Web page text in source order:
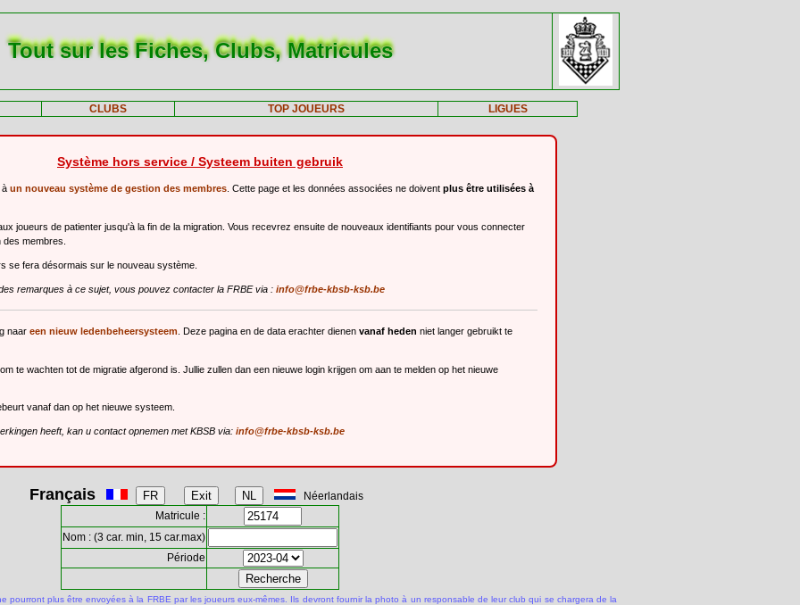
Tout sur les Fiches, Clubs, Matricules
CLUBS TOP JOUEURS LIGUES
Système hors service / Systeem buiten gebruik
à un nouveau système de gestion des membres . Cette page et les données associées ne doivent plus être utilisées à
joueurs de patienter jusqu'à la fin de la migration. Vous recevrez ensuite de nouveaux identifiants pour vous connecter
membres.
se fera désormais sur le nouveau système.
remarques à ce sujet, vous pouvez contacter la FRBE via : info@frbe-kbsb-ksb.be
naar een nieuw ledenbeheersysteem . Deze pagina en de data erachter dienen vanaf heden niet langer gebruikt te
te wachten tot de migratie afgerond is. Jullie zullen dan een nieuwe login krijgen om aan te melden op het nieuwe
vanaf dan op het nieuwe systeem.
heeft, kan u contact opnemen met KBSB via: info@frbe-kbsb-ksb.be
Français
Néerlandais
Matricule :
Nom : (3 car. min, 15 car.max)
Période
pourront plus être envoyées à la FRBE par les joueurs eux-mêmes. Ils devront fournir la photo à un responsable de leur club qui se chargera de la